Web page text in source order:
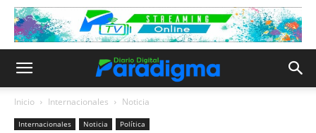
Inicio Internacionales Noticia
Internacionales Noticia Política